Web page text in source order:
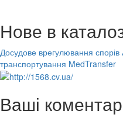
Нове в
Досудове врегулювання спорів
транспортування MedTransfer
Ваші